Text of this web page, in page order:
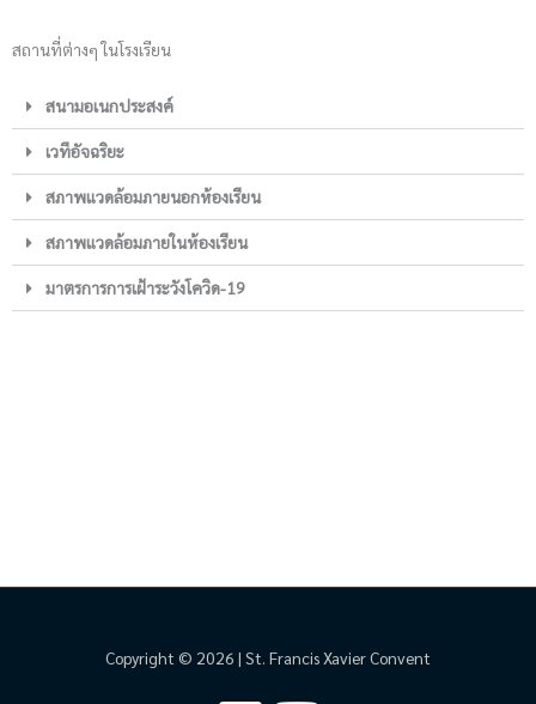
สถานที่ต่างๆ ในโรงเรียน
สนามอเนกประสงค์
เวทีอัจฉริยะ
สภาพแวดล้อมภายนอกห้องเรียน
สภาพแวดล้อมภายในห้องเรียน
มาตรการการเฝ้าระวังโควิด-19
Copyright © 2026 | St. Francis Xavier Convent